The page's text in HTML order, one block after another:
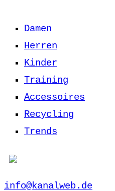
Damen
Herren
Kinder
Training
Accessoires
Recycling
Trends
info@kanalweb.de